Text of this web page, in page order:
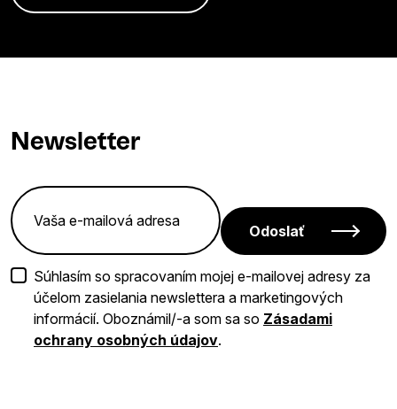
Newsletter
Odoslať
Súhlasím so spracovaním mojej e-mailovej adresy za
účelom zasielania newslettera a marketingových
informácií. Oboznámil/-a som sa so Zásadami
ochrany osobných údajov.